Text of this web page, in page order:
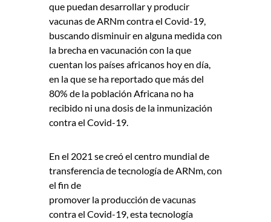
que puedan desarrollar y producir
vacunas de ARNm contra el Covid-19,
buscando disminuir en alguna medida con
la brecha en vacunación con la que
cuentan los países africanos hoy en día,
en la que se ha reportado que más del
80% de la población Africana no ha
recibido ni una dosis de la inmunización
contra el Covid-19.
En el 2021 se creó el centro mundial de
transferencia de tecnología de ARNm, con
el fin de
promover la producción de vacunas
contra el Covid-19, esta tecnología